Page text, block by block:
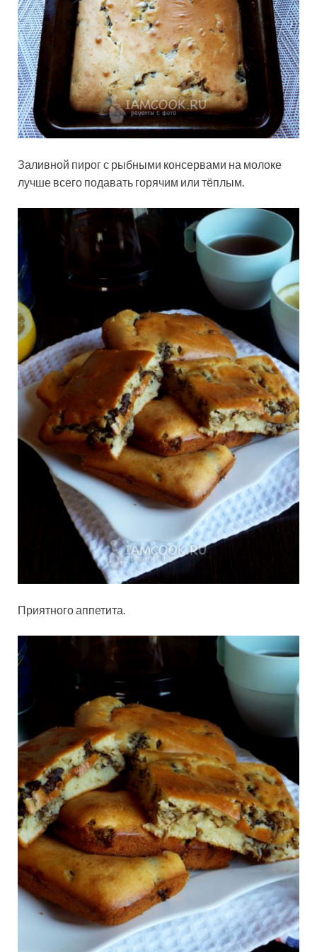
Заливной пирог с рыбными консервами на молоке
лучше всего подавать горячим или тёплым.
Приятного аппетита.